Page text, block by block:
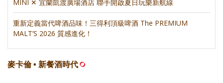
MINI ✕ 宜蘭凱渡廣場酒店 聯手開啟夏日玩樂新航線
重新定義當代啤酒品味！三得利頂級啤酒 The PREMIUM
MALT’S 2026 質感進化！
麥卡倫 • 新餐酒時代